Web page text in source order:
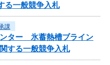
る一般競争入札
課
ター 氷蓄熱槽ブライン
する一般競争入札